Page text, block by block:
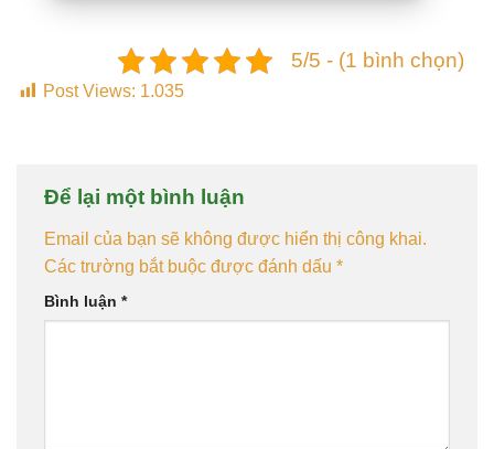
5/5 - (1 bình chọn)
Post Views: 1.035
Để lại một bình luận
Email của bạn sẽ không được hiển thị công khai.
Các trường bắt buộc được đánh dấu *
Bình luận *